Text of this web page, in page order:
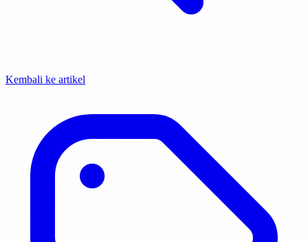
Kembali ke artikel